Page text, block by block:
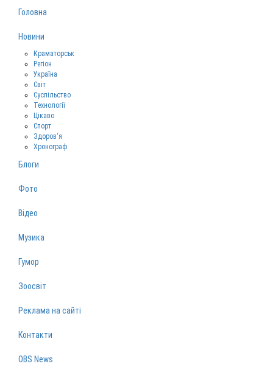
Головна
Новини
Краматорськ
Регіон
Україна
Світ
Суспільство
Технології
Цікаво
Спорт
Здоров‘я
Хронограф
Блоги
Фото
Відео
Музика
Гумор
Зоосвіт
Реклама на сайті
Контакти
OBS News